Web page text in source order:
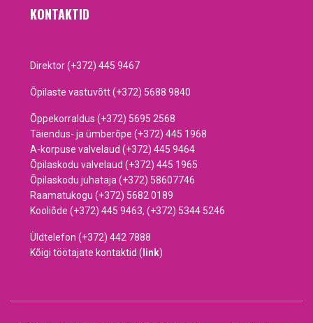
KONTAKTID
Direktor (+372) 445 9467
Õpilaste vastuvõtt (+372) 5688 9840
Õppekorraldus (+372) 5695 2568
Täiendus- ja ümberõpe (+372) 445 1968
A-korpuse valvelaud (+372) 445 9464
Õpilaskodu valvelaud (+372) 445 1965
Õpilaskodu juhataja (+372) 58607746
Raamatukogu (+372) 5682 0189
Kooliõde (+372) 445 9463, (+372) 5344 5246
Üldtelefon (+372) 442 7888
Kõigi töötajate kontaktid ( link)